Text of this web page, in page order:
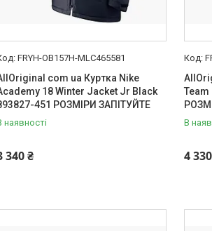
FRYH-OB157H-MLC465581
com ua Куртка Nike
18 Winter Jacket Jr Black
451 РОЗМІРИ ЗАПІТУЙТЕ
наявності
340 ₴
Team
В
4